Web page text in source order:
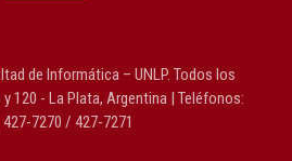
de Informática – UNLP. Todos los
120 - La Plata, Argentina | Teléfonos:
7270 / 427-7271